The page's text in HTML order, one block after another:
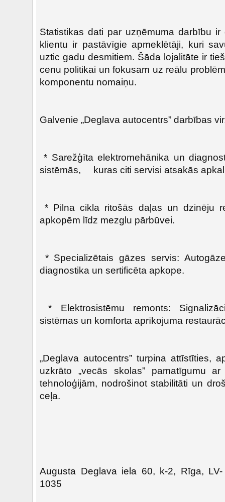
Statistikas dati par uzņēmuma darbību
klientu ir pastāvīgie apmeklētāji, kuri
uztic gadu desmitiem. Šāda lojalitāte ir
cenu politikai un fokusam uz reālu
komponentu nomaiņu.
Galvenie „Deglava autocentrs” darbības
* Sarežģīta elektromehānika un
sistēmās, kuras citi servisi atsakās
* Pilna cikla ritošās daļas un dzinēju
apkopēm līdz mezglu pārbūvei.
* Specializētais gāzes servis:
diagnostika un sertificēta apkope.
* Elektrosistēmu remonts:
sistēmas un komforta aprīkojuma
„Deglava autocentrs” turpina attīstīties,
uzkrāto „vecās skolas” pamatīgumu
tehnoloģijām, nodrošinot stabilitāti un
ceļa.
Augusta Deglava iela 60, k-2, Rīga, LV-
1035